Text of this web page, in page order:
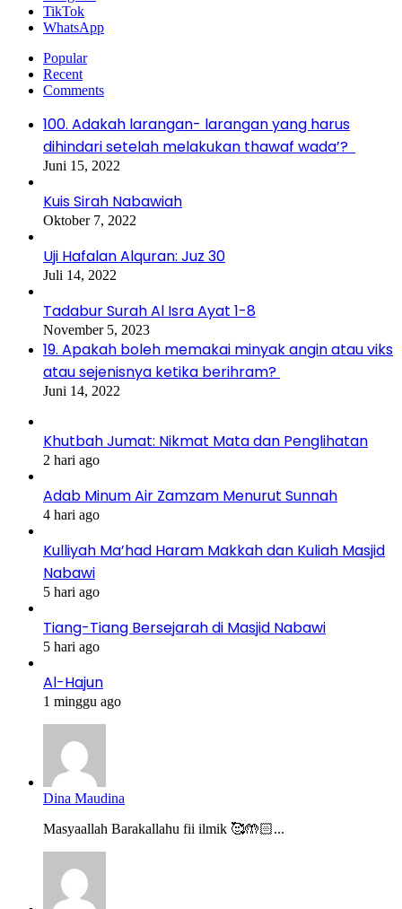
TikTok
WhatsApp
Popular
Recent
Comments
100. Adakah larangan- larangan yang harus
dihindari setelah melakukan thawaf wada’?
Juni 15, 2022
Kuis Sirah Nabawiah
Oktober 7, 2022
Uji Hafalan Alquran: Juz 30
Juli 14, 2022
Tadabur Surah Al Isra Ayat 1-8
November 5, 2023
19. Apakah boleh memakai minyak angin atau viks
atau sejenisnya ketika berihram?
Juni 14, 2022
Khutbah Jumat: Nikmat Mata dan Penglihatan
2 hari ago
Adab Minum Air Zamzam Menurut Sunnah
4 hari ago
Kulliyah Ma’had Haram Makkah dan Kuliah Masjid
Nabawi
5 hari ago
Tiang-Tiang Bersejarah di Masjid Nabawi
5 hari ago
Al-Hajun
1 minggu ago
Dina Maudina
Masyaallah Barakallahu fii ilmik 🥰🤲🏻...